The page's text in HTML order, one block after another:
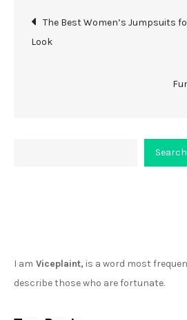
Post
navigation
The Best Women’s Jumpsuits
Look
Search
I am Viceplaint, is a word most
describe those who are fortunate.